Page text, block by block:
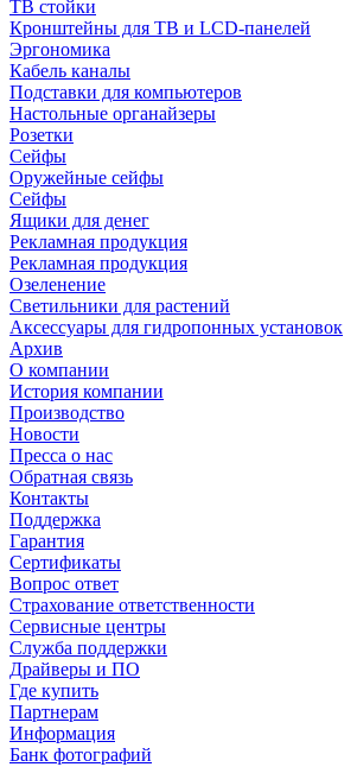
ТВ стойки
Кронштейны для ТВ и LCD-панелей
Эргономика
Кабель каналы
Подставки для компьютеров
Настольные органайзеры
Розетки
Сейфы
Оружейные сейфы
Сейфы
Ящики для денег
Рекламная продукция
Рекламная продукция
Озеленение
Светильники для растений
Аксессуары для гидропонных установок
Архив
О компании
История компании
Производство
Новости
Пресса о нас
Обратная связь
Контакты
Поддержка
Гарантия
Сертификаты
Вопрос ответ
Страхование ответственности
Сервисные центры
Служба поддержки
Драйверы и ПО
Где купить
Партнерам
Информация
Банк фотографий